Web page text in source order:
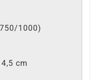
1000)
4,5 cm